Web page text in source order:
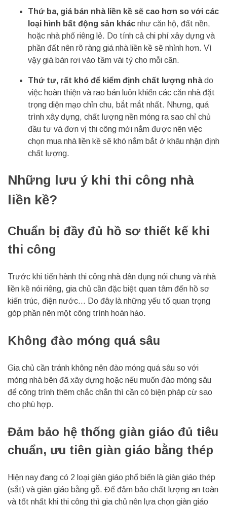
Thứ ba, giá bán nhà liền kề sẽ cao hơn so với các
loại hình bất động sản khác như căn hộ, đất nền,
hoặc nhà phố riêng lẻ. Do tính cả chi phí xây dựng và
phần đất nên rõ ràng giá nhà liền kề sẽ nhỉnh hơn. Vì
vậy giá bán rơi vào tầm vài tỷ cho mỗi căn.
Thứ tư, rất khó để kiểm định chất lượng nhàdo
việc hoàn thiện và rao bán luôn khiến các căn nhà đặt
trọng diện mạo chỉn chu, bắt mắt nhất. Nhưng, quá
trình xây dựng, chất lượng nền móng ra sao chỉ chủ
đầu tư và đơn vị thi công mới nắm được nên việc
chọn mua nhà liền kề sẽ khó nắm bắt ở khâu nhận định
chất lượng.
Những lưu ý khi thi công nhà
liền kề?
Chuẩn bị đầy đủ hồ sơ thiết kế khi
thi công
Trước khi tiến hành thi công nhà dân dụng nói chung và nhà
liền kề nói riêng, gia chủ cần đặc biệt quan tâm đến hồ sơ
kiến trúc, điện nước… Do đây là những yếu tố quan trọng
góp phần nên một công trình hoàn hảo.
Không đào móng quá sâu
Gia chủ cần tránh không nên đào móng quá sâu so với
móng nhà bên đã xây dựng hoặc nếu muốn đào móng sâu
để công trình thêm chắc chắn thì cần có biện pháp cừ sao
cho phù hợp.
Đảm bảo hệ thống giàn giáo đủ tiêu
chuẩn, ưu tiên giàn giáo bằng thép
Hiện nay đang có 2 loại giàn giáo phổ biến là giàn giáo thép
(sắt) và giàn giáo bằng gỗ. Để đảm bảo chất lượng an toàn
và tốt nhất khi thi công thì gia chủ nên lựa chọn giàn giáo